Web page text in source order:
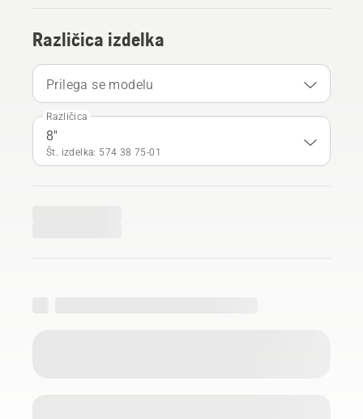
Različica izdelka
Prilega se modelu
Različica
8"
Št. izdelka: 574 38 75‑01